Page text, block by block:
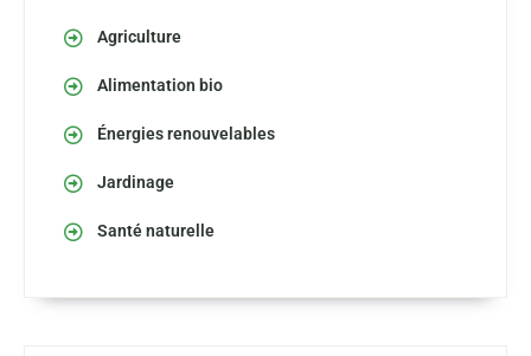
Agriculture
Alimentation bio
Énergies renouvelables
Jardinage
Santé naturelle